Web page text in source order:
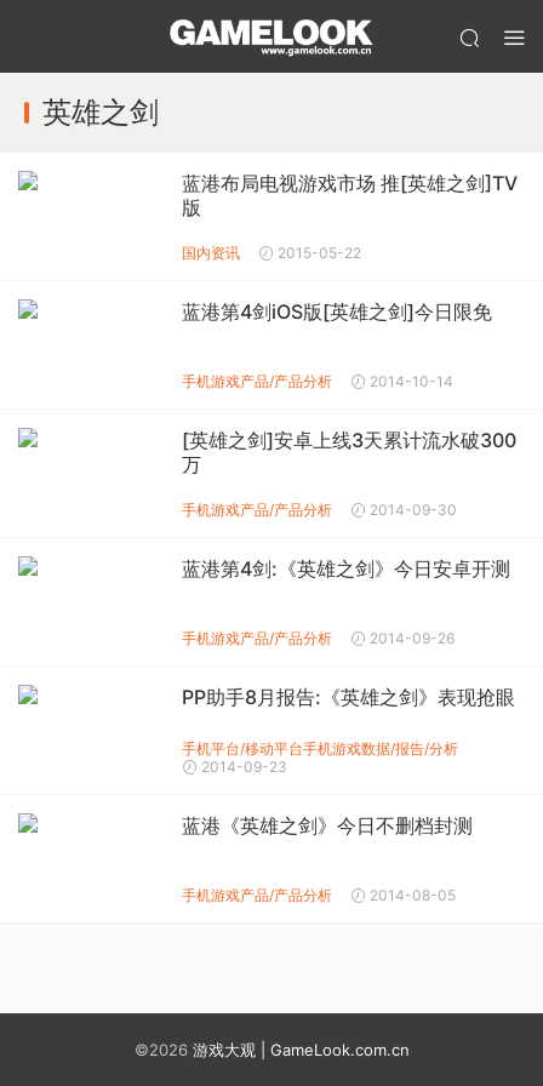
英雄之剑
蓝港布局电视游戏市场 推[英雄之剑]TV
版
国内资讯 2015-05-22
蓝港第4剑iOS版[英雄之剑]今日限免
手机游戏产品/产品分析 2014-10-14
[英雄之剑]安卓上线3天累计流水破300
万
手机游戏产品/产品分析 2014-09-30
蓝港第4剑:《英雄之剑》今日安卓开测
手机游戏产品/产品分析 2014-09-26
PP助手8月报告:《英雄之剑》表现抢眼
手机平台/移动平台手机游戏数据/报告/分析
2014-09-23
蓝港《英雄之剑》今日不删档封测
手机游戏产品/产品分析 2014-08-05
©2026 游戏大观 | GameLook.com.cn